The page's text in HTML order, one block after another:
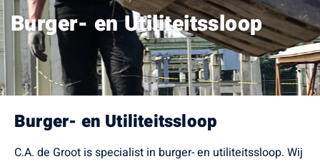
Burger- en Utiliteitssloop
Burger- en Utiliteitssloop
C.A. de Groot is specialist in burger- en utiliteitssloop. Wij